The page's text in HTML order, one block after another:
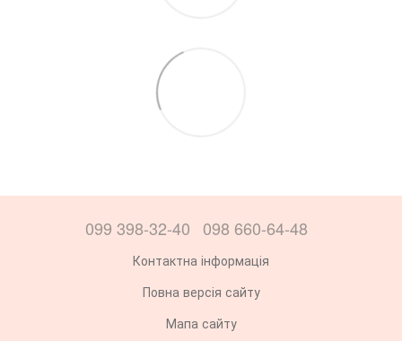
099 398-32-40 098 660-64-48
Контактна інформація
Повна версія сайту
Мапа сайту